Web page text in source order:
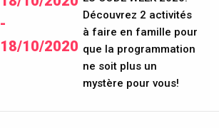
-
18/10/2020
Découvrez 2 activités
à faire en famille pour
que la programmation
ne soit plus un
mystère pour vous!